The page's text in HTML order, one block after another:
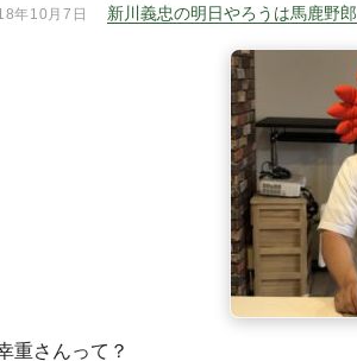
年10月7日 新川義忠の明日やろうは馬鹿野郎
重さんって？